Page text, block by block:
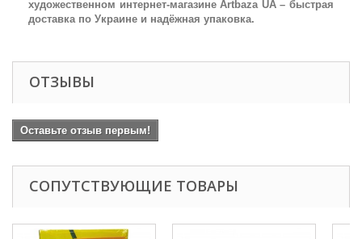
художественном интернет-магазине Artbaza UA – быстрая
доставка по Украине и надёжная упаковка.
ОТЗЫВЫ
Оставьте отзыв первым!
СОПУТСТВУЮЩИЕ ТОВАРЫ